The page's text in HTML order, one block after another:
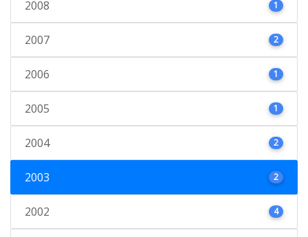
2008 1
2007 2
2006 1
2005 1
2004 2
2003 2
2002 4